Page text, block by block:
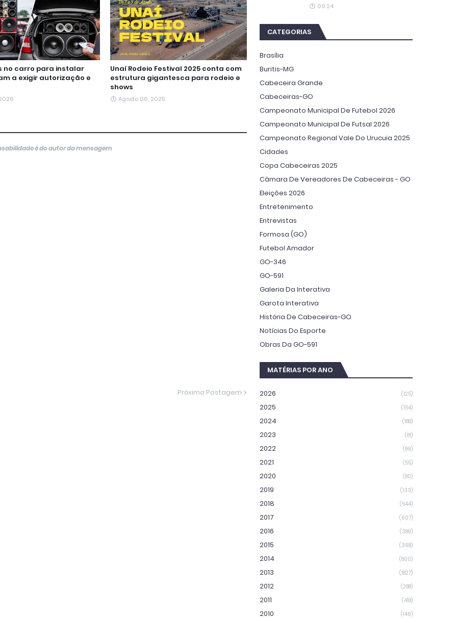
no carro para instalar
a exigir autorização e
Unaí Rodeio Festival 2025 conta com
estrutura gigantesca para rodeio e
shows
Agosto 06, 2025
é do autor da mensagem
Próxima Postagem
09:24
CATEGORIAS
Brasília
Buritis-MG
Cabeceira Grande
Cabeceiras-GO
Campeonato Municipal De Futebol 2026
Campeonato Municipal De Futsal 2026
Campeonato Regional Vale Do Urucuia 2025
Cidades
Copa Cabeceiras 2025
Câmara De Vereadores De Cabeceiras - GO
Eleições 2026
Entretenimento
Entrevistas
Formosa (GO)
Futebol Amador
GO-346
GO-591
Galeria Da Interativa
Garota Interativa
História De Cabeceiras-GO
Notícias Do Esporte
Obras Da GO-591
MATÉRIAS POR ANO
2026 (125)
2025 (154)
2024 (188)
2023 (81)
2022 (99)
2021 (55)
2020 (80)
2019 (133)
2018 (544)
2017 (607)
2016 (389)
2015 (368)
2014 (800)
2013 (1827)
2012 (288)
2011 (418)
2010 (146)